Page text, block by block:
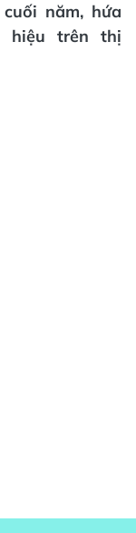
năm, hứa
hiệu trên thị